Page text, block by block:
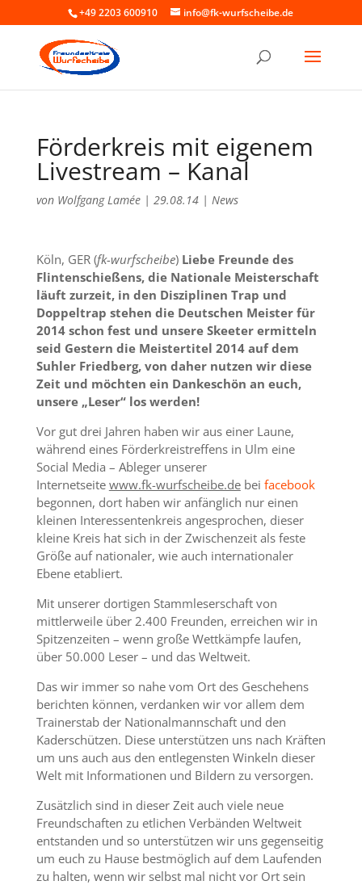
+49 2203 600910 info@fk-wurfscheibe.de
Förderkreis mit eigenem
Livestream – Kanal
von Wolfgang Lamée| 29.08.14| News
Köln, GER (fk-wurfscheibe) Liebe Freunde des
Flintenschießens, die Nationale Meisterschaft
läuft zurzeit, in den Disziplinen Trap und
Doppeltrap stehen die Deutschen Meister für
2014 schon fest und unsere Skeeter ermitteln
seid Gestern die Meistertitel 2014 auf dem
Suhler Friedberg, von daher nutzen wir diese
Zeit und möchten ein Dankeschön an euch,
unsere „Leser“ los werden!
Vor gut drei Jahren haben wir aus einer Laune,
während eines Förderkreistreffens in Ulm eine
Social Media – Ableger unserer
Internetseite www.fk-wurfscheibe.debei facebook
begonnen, dort haben wir anfänglich nur einen
kleinen Interessentenkreis angesprochen, dieser
kleine Kreis hat sich in der Zwischenzeit als feste
Größe auf nationaler, wie auch internationaler
Ebene etabliert.
Mit unserer dortigen Stammleserschaft von
mittlerweile über 2.400 Freunden, erreichen wir in
Spitzenzeiten – wenn große Wettkämpfe laufen,
über 50.000 Leser – und das Weltweit.
Das wir immer so nahe vom Ort des Geschehens
berichten können, verdanken wir vor allem dem
Trainerstab der Nationalmannschaft und den
Kaderschützen. Diese unterstützen uns nach Kräften
um uns auch aus den entlegensten Winkeln dieser
Welt mit Informationen und Bildern zu versorgen.
Zusätzlich sind in dieser Zeit auch viele neue
Freundschaften zu etlichen Verbänden Weltweit
entstanden und so unterstützen wir uns gegenseitig
um euch zu Hause bestmöglich auf dem Laufenden
zu halten, wenn wir selbst mal nicht vor Ort sein